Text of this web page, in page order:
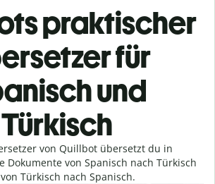
praktischer
für
und
Türkisch
von Quillbot übersetzt du in
Dokumente von Spanisch nach Türkisch
Türkisch nach Spanisch.